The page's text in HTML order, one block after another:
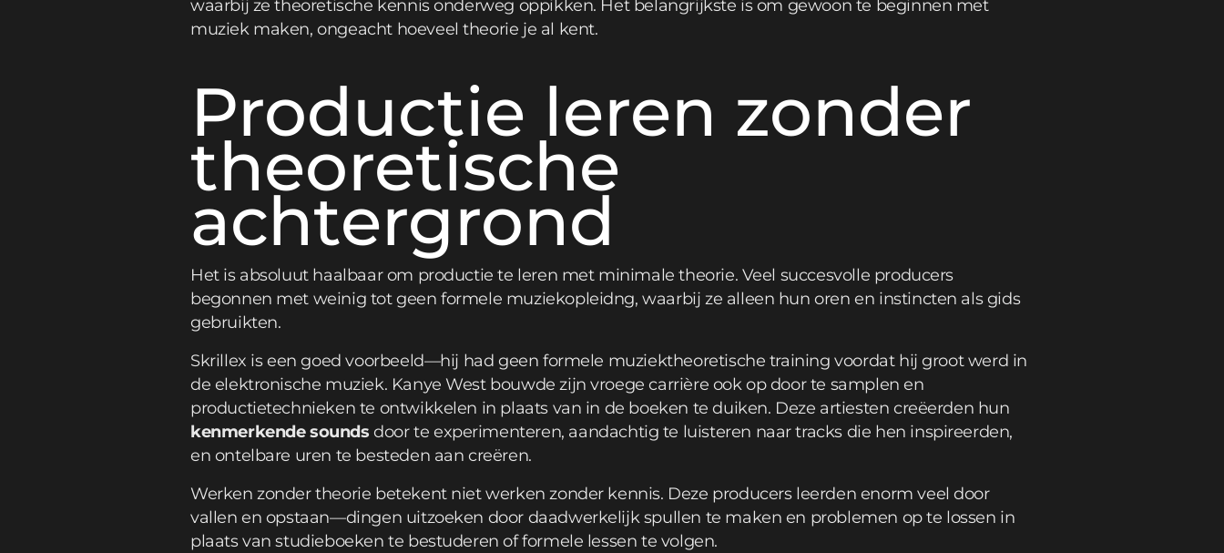
waarbij ze theoretische kennis onderweg oppikken. Het belangrijkste is om gewoon te beginnen met
muziek maken, ongeacht hoeveel theorie je al kent.
Productie leren zonder
theoretische
achtergrond
Het is absoluut haalbaar om productie te leren met minimale theorie. Veel succesvolle producers
begonnen met weinig tot geen formele muziekopleidng, waarbij ze alleen hun oren en instincten als gids
gebruikten.
Skrillex is een goed voorbeeld—hij had geen formele muziektheoretische training voordat hij groot werd in
de elektronische muziek. Kanye West bouwde zijn vroege carrière ook op door te samplen en
productietechnieken te ontwikkelen in plaats van in de boeken te duiken. Deze artiesten creëerden hun
kenmerkende sounds door te experimenteren, aandachtig te luisteren naar tracks die hen inspireerden,
en ontelbare uren te besteden aan creëren.
Werken zonder theorie betekent niet werken zonder kennis. Deze producers leerden enorm veel door
vallen en opstaan—dingen uitzoeken door daadwerkelijk spullen te maken en problemen op te lossen in
plaats van studieboeken te bestuderen of formele lessen te volgen.